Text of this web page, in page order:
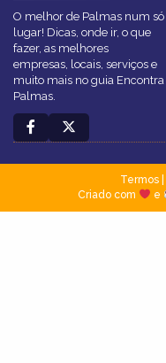
O melhor de Palmas num só
lugar! Dicas, onde ir, o que
fazer, as melhores
empresas, locais, serviços e
muito mais no guia Encontra
Palmas.
Termos|
Criado com
e